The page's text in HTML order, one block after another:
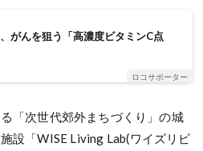
がんを狙う「高濃度ビタミンC点
ロコサポーター
「次世代郊外まちづくり」の城
設「WISE Living Lab(ワイズリビ